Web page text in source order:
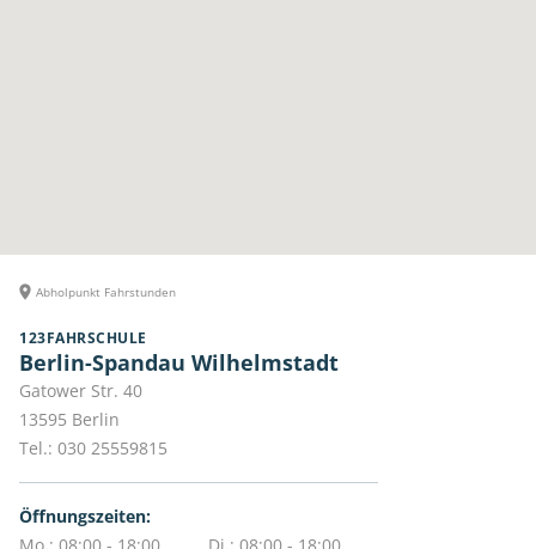
Abholpunkt Fahrstunden
123FAHRSCHULE
Berlin-Spandau Wilhelmstadt
Gatower Str. 40
13595 Berlin
Tel.: 030 25559815
Öffnungszeiten: